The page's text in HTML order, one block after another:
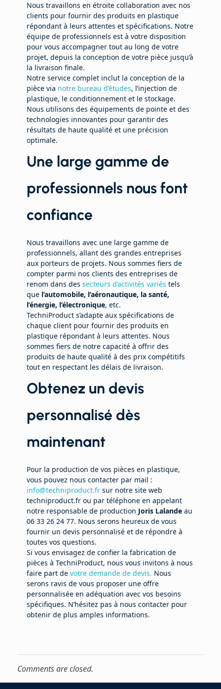
Nous travaillons en étroite collaboration avec nos
clients pour fournir des produits en plastique
répondant à leurs attentes et spécifications. Notre
équipe de professionnels est à votre disposition
pour vous accompagner tout au long de votre
projet, depuis la conception de votre pièce jusqu’à
la livraison finale.
Notre service complet inclut la conception de la
pièce via notre bureau d’études, l’injection de
plastique, le conditionnement et le stockage.
Nous utilisons des équipements de pointe et des
technologies innovantes pour garantir des
résultats de haute qualité et une précision
optimale.
Une large gamme de
professionnels nous font
confiance
Nous travaillons avec une large gamme de
professionnels, allant des grandes entreprises
aux porteurs de projets. Nous sommes fiers de
compter parmi nos clients des entreprises de
renom dans des secteurs d’activités variés tels
que l’automobile, l’aéronautique, la santé,
l’énergie, l’électronique, etc.
TechniProduct s’adapte aux spécifications de
chaque client pour fournir des produits en
plastique répondant à leurs attentes. Nous
sommes fiers de notre capacité à offrir des
produits de haute qualité à des prix compétitifs
tout en respectant les délais de livraison.
Obtenez un devis
personnalisé dès
maintenant
Pour la production de vos pièces en plastique,
vous pouvez nous contacter par mail :
info@techniproduct.frsur notre site web
techniproduct.fr ou par téléphone en appelant
notre responsable de production Joris Lalandeau
06 33 26 24 77. Nous serons heureux de vous
fournir un devis personnalisé et de répondre à
toutes vos questions.
Si vous envisagez de confier la fabrication de
pièces à TechniProduct, nous vous invitons à nous
faire part de votre demande de devis. Nous
serons ravis de vous proposer une offre
personnalisée en adéquation avec vos besoins
spécifiques. N’hésitez pas à nous contacter pour
obtenir de plus amples informations.
Comments are closed.